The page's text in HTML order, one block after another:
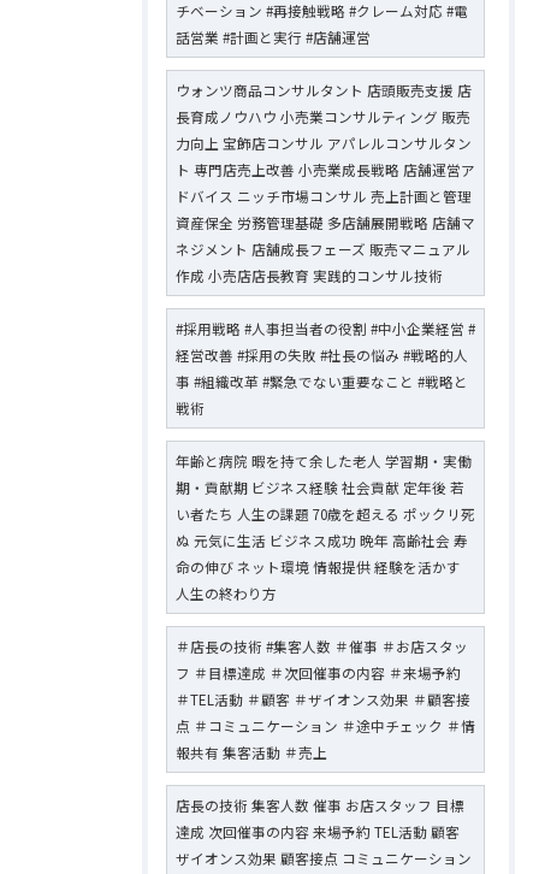
チベーション #再接触戦略 #クレーム対応 #電
話営業 #計画と実行 #店舗運営
ウォンツ商品コンサルタント 店頭販売支援 店
長育成ノウハウ 小売業コンサルティング 販売
力向上 宝飾店コンサル アパレルコンサルタン
ト 専門店売上改善 小売業成長戦略 店舗運営ア
ドバイス ニッチ市場コンサル 売上計画と管理
資産保全 労務管理基礎 多店舗展開戦略 店舗マ
ネジメント 店舗成長フェーズ 販売マニュアル
作成 小売店店長教育 実践的コンサル技術
#採用戦略 #人事担当者の役割 #中小企業経営 #
経営改善 #採用の失敗 #社長の悩み #戦略的人
事 #組織改革 #緊急でない重要なこと #戦略と
戦術
年齢と病院 暇を持て余した老人 学習期・実働
期・貢献期 ビジネス経験 社会貢献 定年後 若
い者たち 人生の課題 70歳を超える ポックリ死
ぬ 元気に生活 ビジネス成功 晩年 高齢社会 寿
命の伸び ネット環境 情報提供 経験を活かす
人生の終わり方
＃店長の技術 #集客人数 ＃催事 ＃お店スタッ
フ ＃目標達成 ＃次回催事の内容 ＃来場予約
＃TEL活動 ＃顧客 ＃ザイオンス効果 ＃顧客接
点 ＃コミュニケーション ＃途中チェック ＃情
報共有 集客活動 ＃売上
店長の技術 集客人数 催事 お店スタッフ 目標
達成 次回催事の内容 来場予約 TEL活動 顧客
ザイオンス効果 顧客接点 コミュニケーション